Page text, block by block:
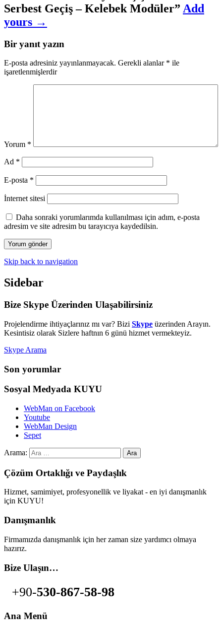
Serbest Geçiş – Kelebek Modüler” Add
yours →
Bir yanıt yazın
E-posta adresiniz yayınlanmayacak. Gerekli alanlar * ile
işaretlenmişlerdir
Yorum *
Ad *
E-posta *
İnternet sitesi
Daha sonraki yorumlarımda kullanılması için adım, e-posta
adresim ve site adresim bu tarayıcıya kaydedilsin.
Skip back to navigation
Sidebar
Bize Skype Üzerinden Ulaşabilirsiniz
Projelendirme ihtiyaçlarınız mı var? Bizi Skype üzerinden Arayın.
Kesintisiz olarak Sizlere haftnın 6 günü hizmet vermekteyiz.
Skype Arama
Son yorumlar
Sosyal Medyada KUYU
WebMan on Facebook
Youtube
WebMan Design
Sepet
Arama:
Çözüm Ortaklığı ve Paydaşlık
Hizmet, samimiyet, profesyonellik ve liyakat - en iyi danışmanlık
için KUYU!
Danışmanlık
Firmamızda danışmanlık için her zaman size yardımcı olmaya
hazırız.
Bize Ulaşın…
+90-530-867-58-98
Ana Menü